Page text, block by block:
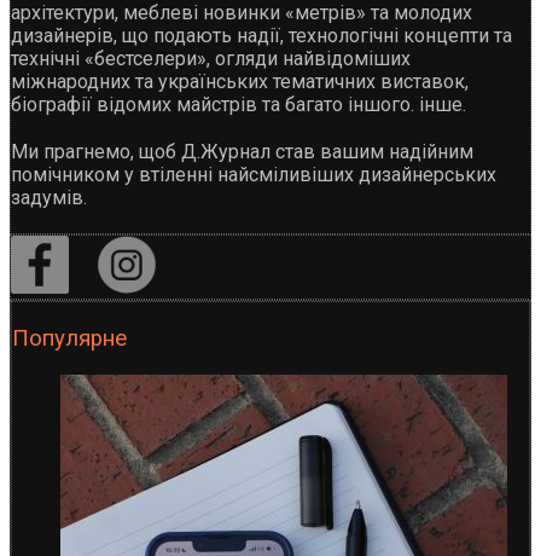
архітектури, меблеві новинки «метрів» та молодих
дизайнерів, що подають надії, технологічні концепти та
технічні «бестселери», огляди найвідоміших
міжнародних та українських тематичних виставок,
біографії відомих майстрів та багато іншого. інше.
Ми прагнемо, щоб Д.Журнал став вашим надійним
помічником у втіленні найсміливіших дизайнерських
задумів.
Популярне